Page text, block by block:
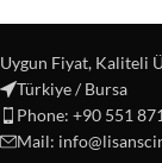
Uygun Fiyat, Kaliteli
Türkiye / Bursa
Phone: +90 551
Mail: